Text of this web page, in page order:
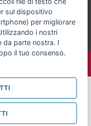
riservati.
sul dispositivo
per migliorare
i nostri
da parte nostra. I
il tuo consenso.